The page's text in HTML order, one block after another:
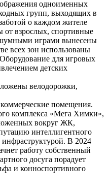
одноименных
групп, выходящих в
о каждом жителе
от взрослых, спортивные
играми вынесены
всех зон использованы
для игровых
детских
велодорожки,
помещения.
комплекса «Мега Химки»,
вокруг ЖК,
интеллигентного
инфраструктурой. В 2024
работу собственный
досуга порадует
и конноспортивного